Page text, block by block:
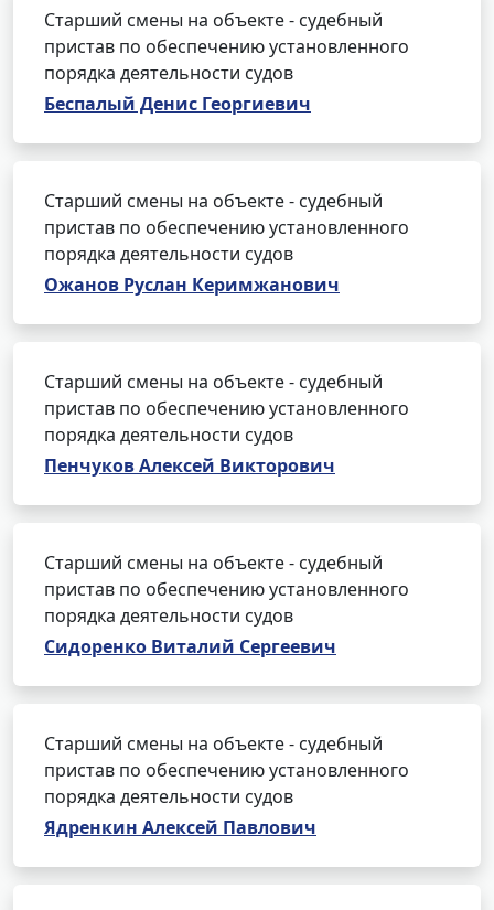
Старший смены на объекте - судебный
пристав по обеспечению установленного
порядка деятельности судов
Беспалый Денис Георгиевич
Старший смены на объекте - судебный
пристав по обеспечению установленного
порядка деятельности судов
Ожанов Руслан Керимжанович
Старший смены на объекте - судебный
пристав по обеспечению установленного
порядка деятельности судов
Пенчуков Алексей Викторович
Старший смены на объекте - судебный
пристав по обеспечению установленного
порядка деятельности судов
Сидоренко Виталий Сергеевич
Старший смены на объекте - судебный
пристав по обеспечению установленного
порядка деятельности судов
Ядренкин Алексей Павлович